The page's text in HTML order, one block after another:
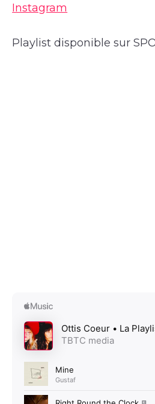
Instagram
Playlist disponible sur